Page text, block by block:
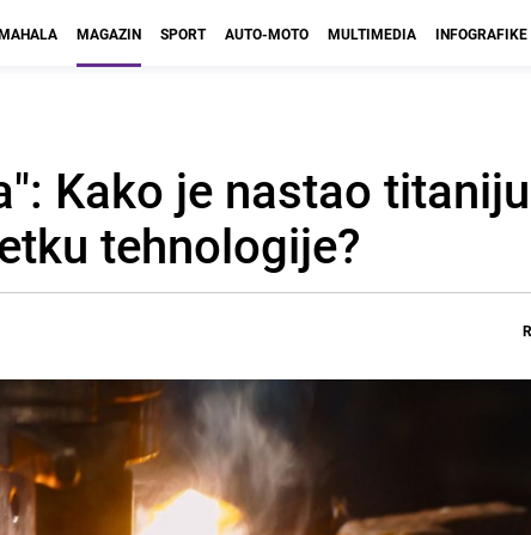
MAGAZIN SPORT AUTO-MOTO MULTIMEDIA INFOGRAFIKE
Kako je nastao
tehnologije?